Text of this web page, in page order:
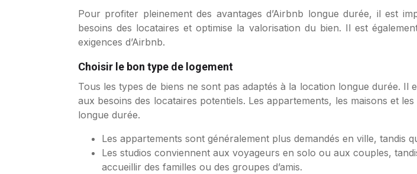
Pour profiter pleinement des avantages d’Airbnb longue durée, il est
besoins des locataires et optimise la valorisation du bien. Il est
exigences d’Airbnb.
Choisir le bon type de logement
Tous les types de biens ne sont pas adaptés à la location longue durée.
aux besoins des locataires potentiels. Les appartements, les maisons et
longue durée.
Les appartements sont généralement plus demandés en ville, tandis
Les studios conviennent aux voyageurs en solo ou aux couples,
accueillir des familles ou des groupes d’amis.